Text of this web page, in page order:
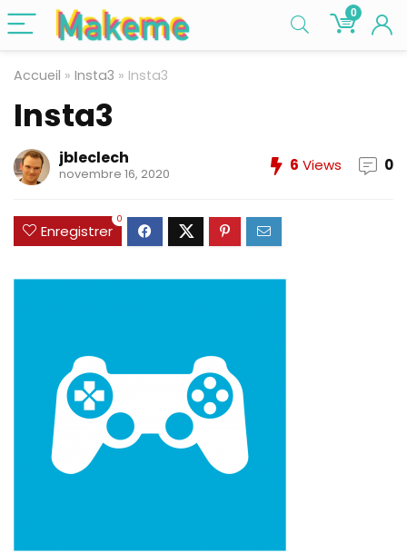
0
Accueil » Insta3 » Insta3
Insta3
jbleclech
novembre 16, 2020 6 Views 0
Enregistrer
0